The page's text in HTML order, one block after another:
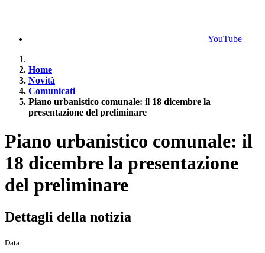
YouTube
Home
Novità
Comunicati
Piano urbanistico comunale: il 18 dicembre la
presentazione del preliminare
Piano urbanistico comunale: il
18 dicembre la presentazione
del preliminare
Dettagli della notizia
Data: